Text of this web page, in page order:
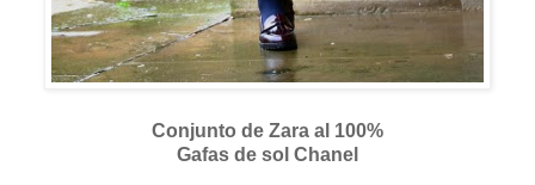
Conjunto de Zara al 100%
Gafas de sol Chanel